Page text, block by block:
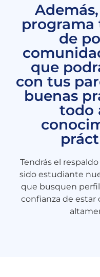
programa
de
que
con tus
buenas
todo
Tendrás el
sido estudiante
que busquen
confianza de estar